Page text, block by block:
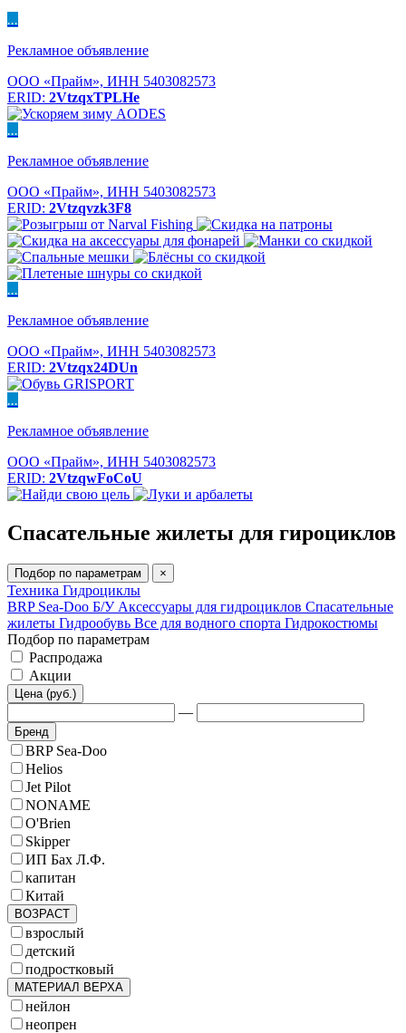
...
Рекламное объявление
ООО «Прайм», ИНН 5403082573
ERID: 2VtzqxTPLHe
...
Рекламное объявление
ООО «Прайм», ИНН 5403082573
ERID: 2Vtzqvzk3F8
...
Рекламное объявление
ООО «Прайм», ИНН 5403082573
ERID: 2Vtzqx24DUn
...
Рекламное объявление
ООО «Прайм», ИНН 5403082573
ERID: 2VtzqwFoCoU
Спасательные жилеты для гироциклов
Подбор по параметрам ×
Техника Гидроциклы
BRP Sea-Doo Б/У Аксессуары для гидроциклов Спасательные
жилеты Гидрообувь Все для водного спорта Гидрокостюмы
Подбор по параметрам
Распродажа
Акции
Цена (руб.)
—
Бренд
BRP Sea-Doo
Helios
Jet Pilot
NONAME
O'Brien
Skipper
ИП Бах Л.Ф.
капитан
Китай
ВОЗРАСТ
взрослый
детский
подростковый
МАТЕРИАЛ ВЕРХА
нейлон
неопрен